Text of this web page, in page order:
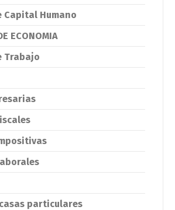
Humano
ECONOMIA
Trabajo
particulares